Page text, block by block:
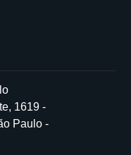
1619 -
Paulo -